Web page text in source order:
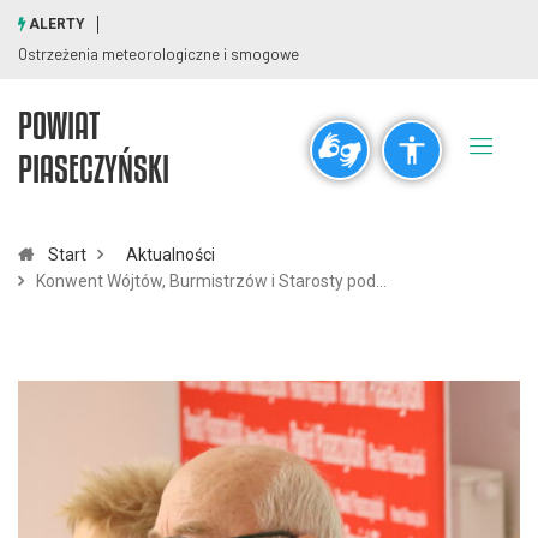
visibility_off title
Rozdzielczość
Czcionki
remove_circle_outline add_circle_outline
ALERTY
Ostrzeżenia meteorologiczne i smogowe
POWIAT
PIASECZYŃSKI
Start
Aktualności
Konwent Wójtów, Burmistrzów i Starosty pod…